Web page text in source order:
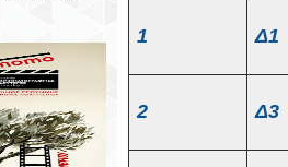
1 Δ1
2 Δ3